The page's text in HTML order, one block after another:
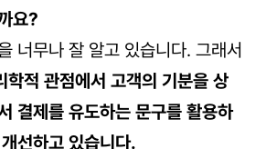
요?
너무나 잘 알고 있습니다. 그래서
학적 관점에서 고객의 기분을 상
결제를 유도하는 문구를 활용하
선하고 있습니다.